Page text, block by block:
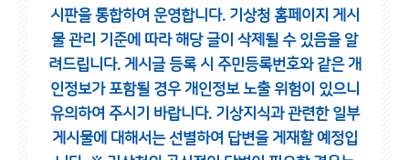
시판을 통합하여 운영합니다. 기상청 홈페이지 게시
물 관리 기준에 따라 해당 글이 삭제될 수 있음을 알
려드립니다. 게시글 등록 시 주민등록번호와 같은 개
인정보가 포함될 경우 개인정보 노출 위험이 있으니
유의하여 주시기 바랍니다. 기상지식과 관련한 일부
게시물에 대해서는 선별하여 답변을 게재할 예정입